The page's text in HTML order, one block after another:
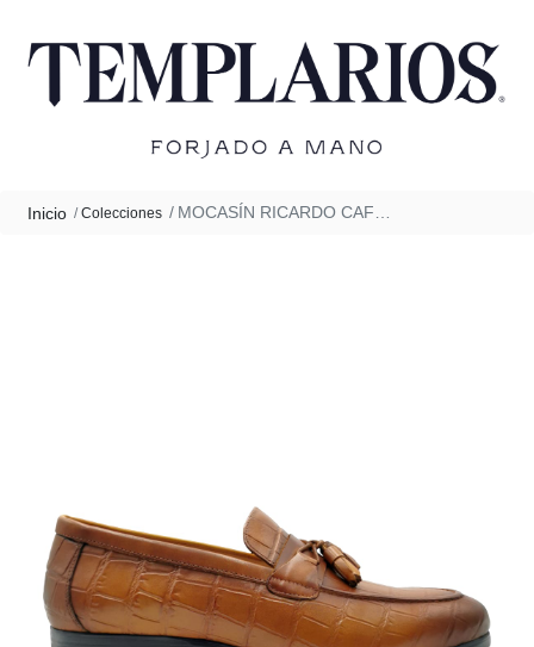
Inicio Colecciones MOCASÍN RICARDO CAFÉ CLARO